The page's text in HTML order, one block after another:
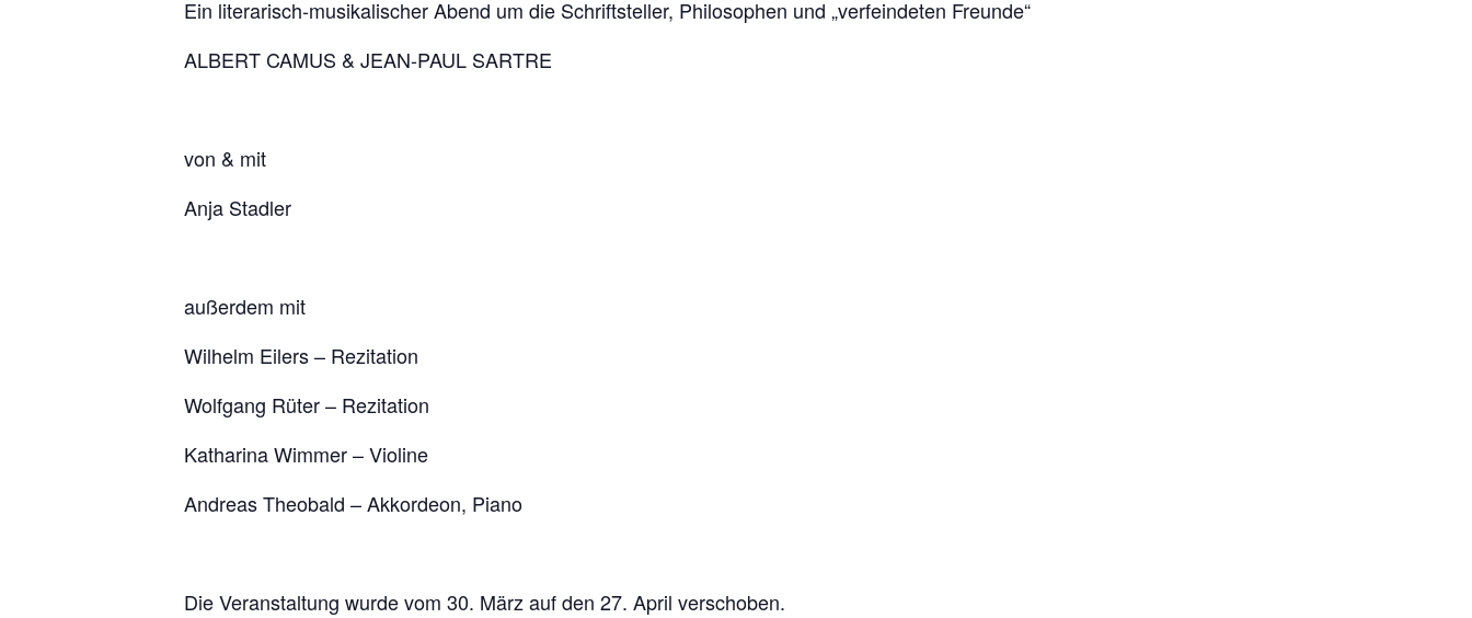
Ein literarisch-musikalischer Abend um die Schriftsteller, Philosophen und „verfeindeten Freunde“
ALBERT CAMUS & JEAN-PAUL SARTRE
von & mit
Anja Stadler
außerdem mit
Wilhelm Eilers – Rezitation
Wolfgang Rüter – Rezitation
Katharina Wimmer – Violine
Andreas Theobald – Akkordeon, Piano
Die Veranstaltung wurde vom 30. März auf den 27. April verschoben.